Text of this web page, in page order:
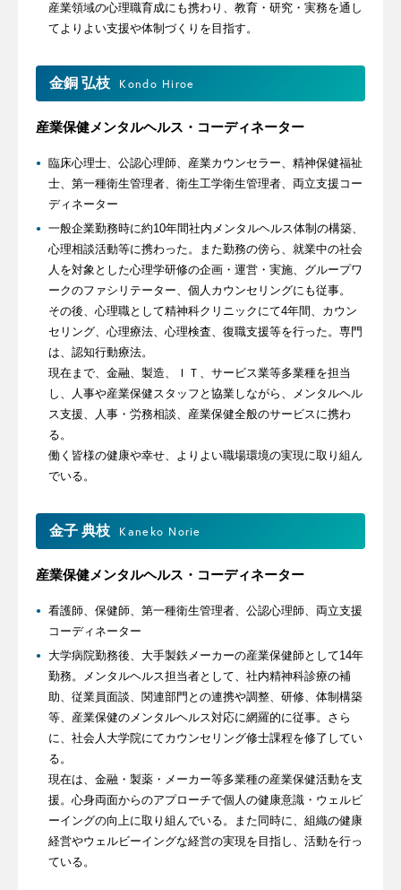
産業領域の心理職育成にも携わり、教育・研究・実務を通し
てよりよい支援や体制づくりを目指す。
金銅 弘枝 Kondo Hiroe
産業保健メンタルヘルス・コーディネーター
臨床心理士、公認心理師、産業カウンセラー、精神保健福祉
士、第一種衛生管理者、衛生工学衛生管理者、両立支援コー
ディネーター
一般企業勤務時に約10年間社内メンタルヘルス体制の構築、
心理相談活動等に携わった。また勤務の傍ら、就業中の社会
人を対象とした心理学研修の企画・運営・実施、グループワ
ークのファシリテーター、個人カウンセリングにも従事。
その後、心理職として精神科クリニックにて4年間、カウン
セリング、心理療法、心理検査、復職支援等を行った。専門
は、認知行動療法。
現在まで、金融、製造、ＩＴ、サービス業等多業種を担当
し、人事や産業保健スタッフと協業しながら、メンタルヘル
ス支援、人事・労務相談、産業保健全般のサービスに携わ
る。
働く皆様の健康や幸せ、よりよい職場環境の実現に取り組ん
でいる。
金子 典枝 Kaneko Norie
産業保健メンタルヘルス・コーディネーター
看護師、保健師、第一種衛生管理者、公認心理師、両立支援
コーディネーター
大学病院勤務後、大手製鉄メーカーの産業保健師として14年
勤務。メンタルヘルス担当者として、社内精神科診療の補
助、従業員面談、関連部門との連携や調整、研修、体制構築
等、産業保健のメンタルヘルス対応に網羅的に従事。さら
に、社会人大学院にてカウンセリング修士課程を修了してい
る。
現在は、金融・製薬・メーカー等多業種の産業保健活動を支
援。心身両面からのアプローチで個人の健康意識・ウェルビ
ーイングの向上に取り組んでいる。また同時に、組織の健康
経営やウェルビーイングな経営の実現を目指し、活動を行っ
ている。